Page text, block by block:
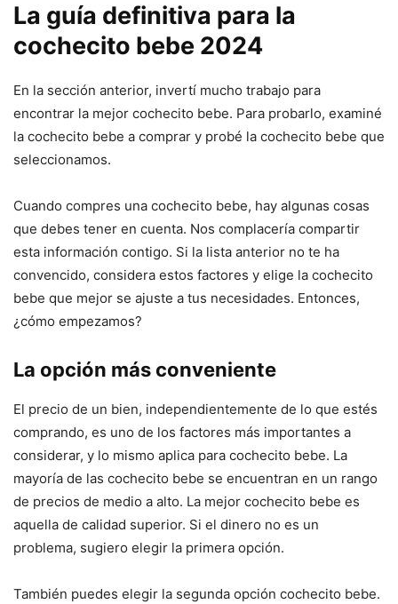
La guía definitiva para la
cochecito bebe 2024
En la sección anterior, invertí mucho trabajo para
encontrar la mejor cochecito bebe. Para probarlo, examiné
la cochecito bebe a comprar y probé la cochecito bebe que
seleccionamos.
Cuando compres una cochecito bebe, hay algunas cosas
que debes tener en cuenta. Nos complacería compartir
esta información contigo. Si la lista anterior no te ha
convencido, considera estos factores y elige la cochecito
bebe que mejor se ajuste a tus necesidades. Entonces,
¿cómo empezamos?
La opción más conveniente
El precio de un bien, independientemente de lo que estés
comprando, es uno de los factores más importantes a
considerar, y lo mismo aplica para cochecito bebe. La
mayoría de las cochecito bebe se encuentran en un rango
de precios de medio a alto. La mejor cochecito bebe es
aquella de calidad superior. Si el dinero no es un
problema, sugiero elegir la primera opción.
También puedes elegir la segunda opción cochecito bebe.